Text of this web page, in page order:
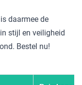
daarmee de
stijl en veiligheid
Bestel nu!